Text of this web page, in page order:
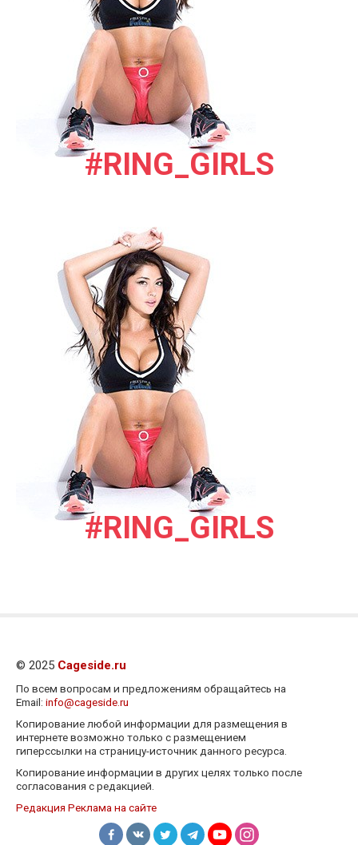
#RING_GIRLS
#RING_GIRLS
© 2025 Cageside.ru
По всем вопросам и предложениям обращайтесь на
Email: info@cageside.ru
Копирование любой информации для размещения в
интернете возможно только с размещением
гиперссылки на страницу-источник данного ресурса.
Копирование информации в других целях только после
согласования с редакцией.
Редакция Реклама на сайте